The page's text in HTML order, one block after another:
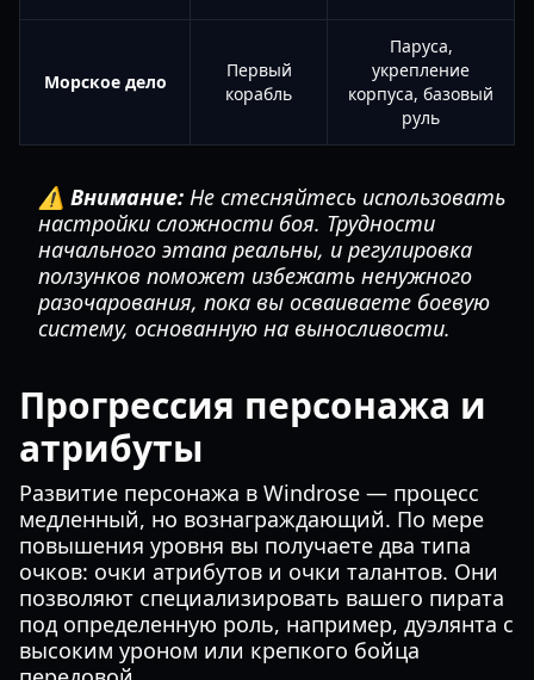
Морское дело
Первый
корабль
Паруса,
укрепление
корпуса, базовый
руль
⚠️ Внимание: Не стесняйтесь использовать
настройки сложности боя. Трудности
начального этапа реальны, и регулировка
ползунков поможет избежать ненужного
разочарования, пока вы осваиваете боевую
систему, основанную на выносливости.
Прогрессия персонажа и
атрибуты
Развитие персонажа в Windrose — процесс
медленный, но вознаграждающий. По мере
повышения уровня вы получаете два типа
очков: очки атрибутов и очки талантов. Они
позволяют специализировать вашего пирата
под определенную роль, например, дуэлянта с
высоким уроном или крепкого бойца